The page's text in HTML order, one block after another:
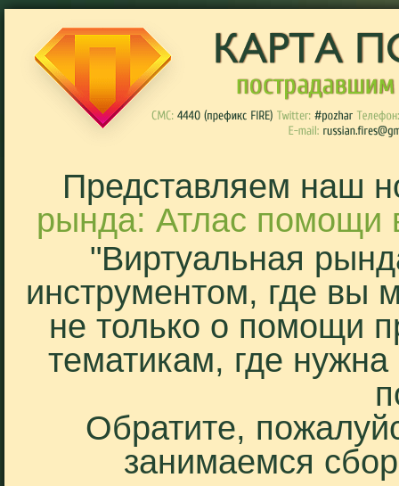
Представляем наш
рында: Атлас помощи
"Виртуальная
инструментом, где вы
не только о помощи
тематикам, где
Обратите,
занимаемся